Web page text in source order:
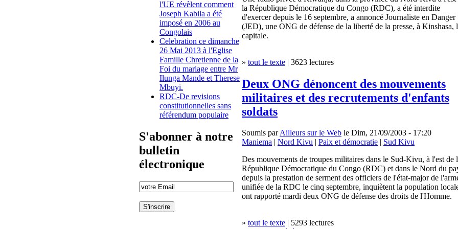
l'UE révèlent comment
Joseph Kabila a été
imposé en 2006 au
Congolais
Celebration ce dimanche
26 Mai 2013 à l'Eglise
Famille Chretienne de la
Foi du mariage entre Mr
Ilunga Mande et Therese
Mbuyi.
RDC-De revisions
constitutionnelles sans
référendum populaire
S'abonner à notre
bulletin
électronique
la République Démocratique du Congo (RDC), a été interdite
d'exercer depuis le 16 septembre, a annoncé Journaliste en Danger
(JED), une ONG de défense de la liberté de la presse, à Kinshasa,
capitale.
» tout le texte | 3623 lectures
Deux ONG dénoncent des mouvements
militaires et des recrutements d'enfants
soldats
Soumis parAilleurs sur le Web le Dim, 21/09/2003 - 17:20
Maniema
Nord Kivu Paix et démocratie
Sud Kivu
Des mouvements de troupes militaires dans le Sud-Kivu, à l'est de
République Démocratique du Congo (RDC) et dans le Nord du
depuis la prestation de serment des officiers de l'état-major de
unifiée de la RDC le cinq septembre, inquiètent la population
ont rapporté mardi deux ONG de défense des droits de l'Homme.
» tout le texte | 5293 lectures